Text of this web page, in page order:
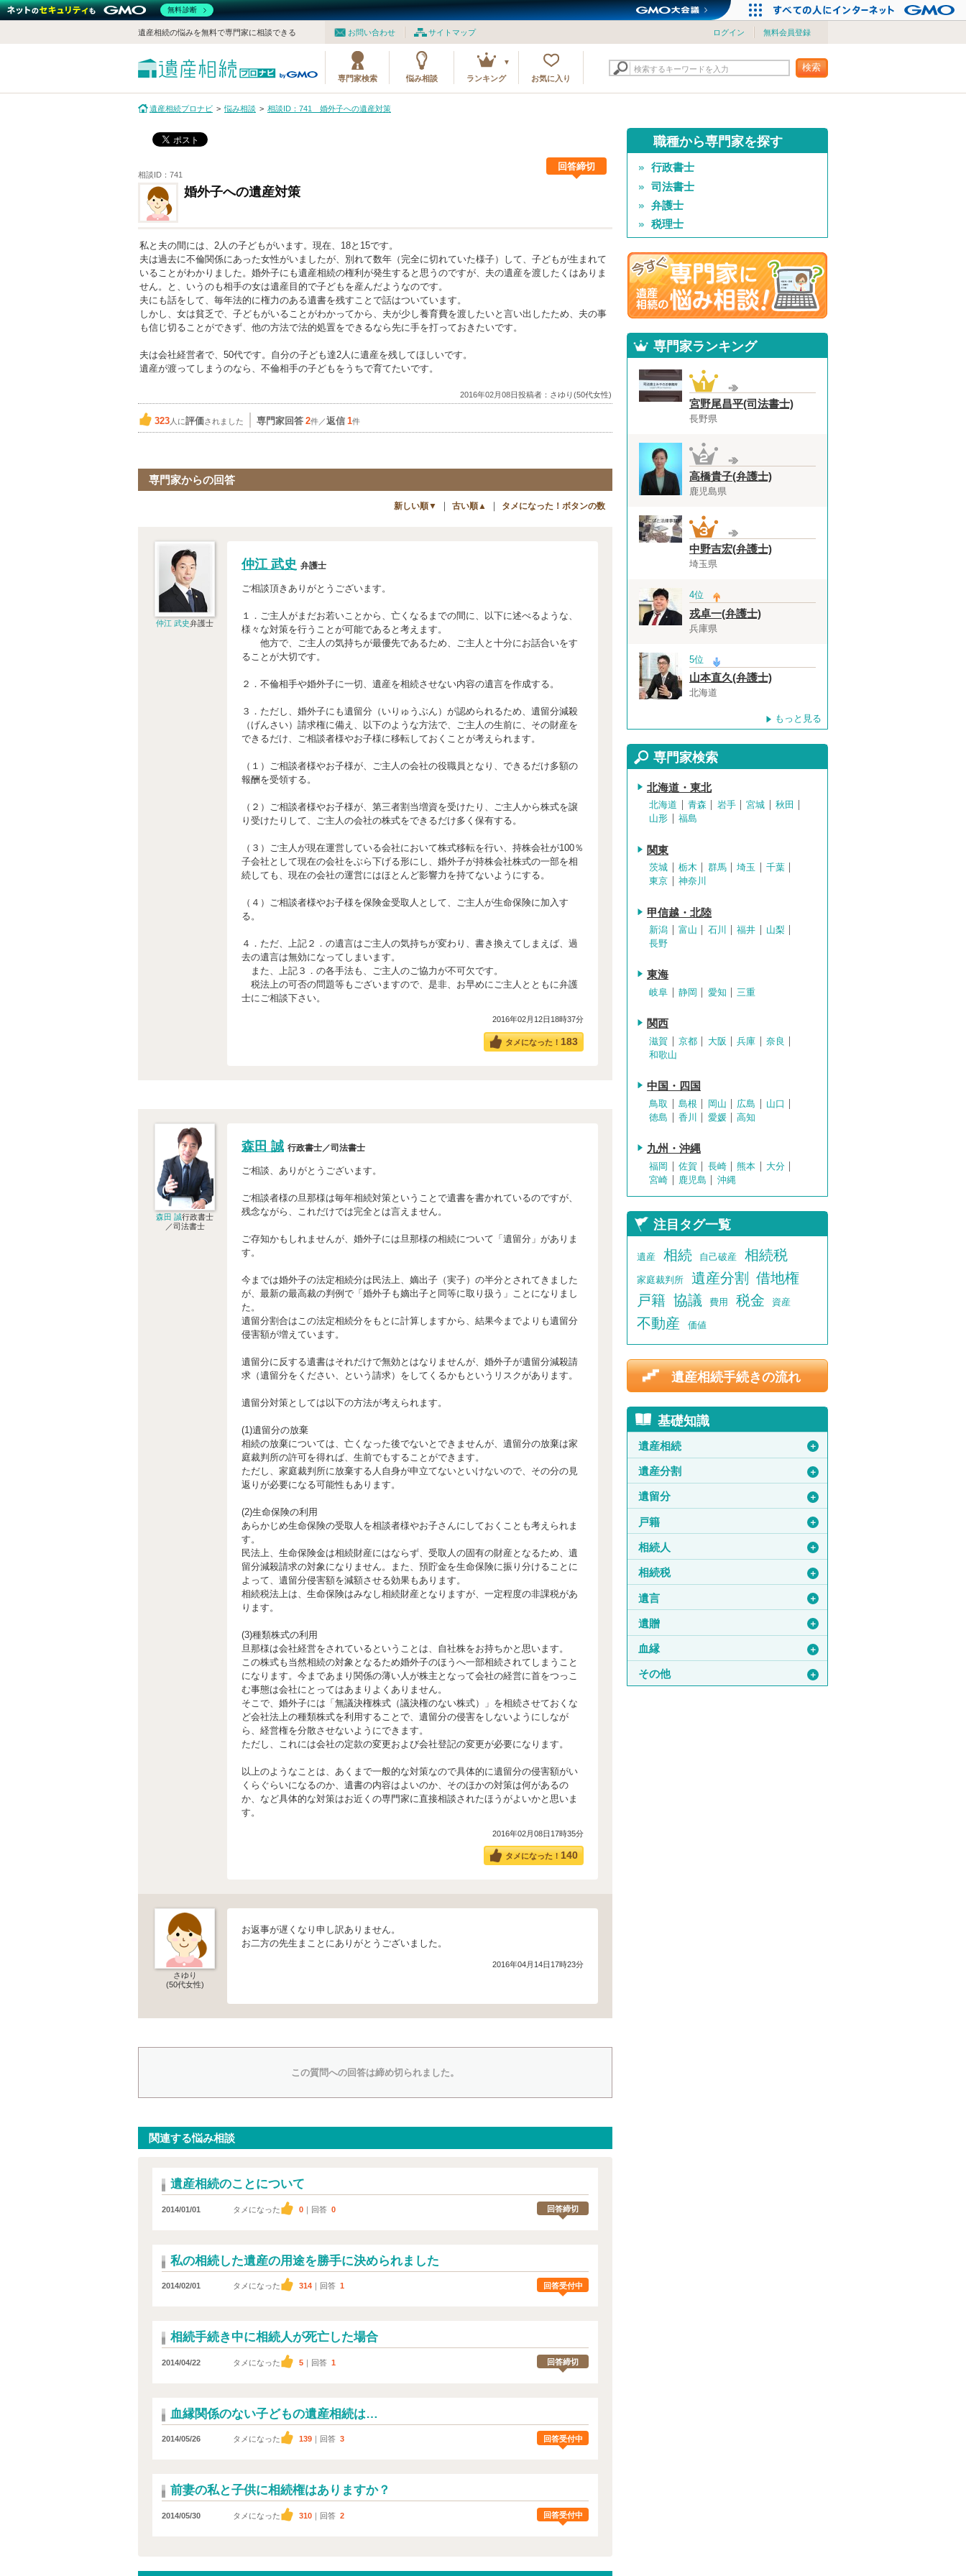
お問い合わせ サイトマップ ログイン 無料会員登録
遺産相続の悩みを無料で専門家に相談できる
専門家検索 悩み相談 ランキング お気に入り
検索するキーワードを入力 検索
遺産相続プロナビ 悩み相談 相談ID：741 婚外子への遺産対策
相談ID：741
回答締切
婚外子への遺産対策
私と夫の間には、2人の子どもがいます。現在、18と15です。
夫は過去に不倫関係にあった女性がいましたが、別れて数年（完全に切れていた様子）して、子どもが生まれて
いることがわかりました。婚外子にも遺産相続の権利が発生すると思うのですが、夫の遺産を渡したくはありま
せん。と、いうのも相手の女は遺産目的で子どもを産んだようなのです。
夫にも話をして、毎年法的に権力のある遺書を残すことで話はついています。
しかし、女は貧乏で、子どもがいることがわかってから、夫が少し養育費を渡したいと言い出したため、夫の事
も信じ切ることができず、他の方法で法的処置をできるなら先に手を打っておきたいです。
夫は会社経営者で、50代です。自分の子ども達2人に遺産を残してほしいです。
遺産が渡ってしまうのなら、不倫相手の子どもをうちで育てたいです。
2016年02月08日投稿者：さゆり(50代女性)
323 人に評価されました 専門家回答 2件／返信 1件
専門家からの回答
新しい順▼ ｜ 古い順▲ ｜ タメになった！ボタンの数
仲江 武史弁護士
仲江 武史 弁護士
ご相談頂きありがとうございます。
１．ご主人がまだお若いことから、亡くなるまでの間に、以下に述べるような、
様々な対策を行うことが可能であると考えます。
他方で、ご主人の気持ちが最優先であるため、ご主人と十分にお話合いをす
ることが大切です。
２．不倫相手や婚外子に一切、遺産を相続させない内容の遺言を作成する。
３．ただし、婚外子にも遺留分（いりゅうぶん）が認められるため、遺留分減殺
（げんさい）請求権に備え、以下のような方法で、ご主人の生前に、その財産を
できるだけ、ご相談者様やお子様に移転しておくことが考えられます。
（１）ご相談者様やお子様が、ご主人の会社の役職員となり、できるだけ多額の
報酬を受領する。
（２）ご相談者様やお子様が、第三者割当増資を受けたり、ご主人から株式を譲
り受けたりして、ご主人の会社の株式をできるだけ多く保有する。
（３）ご主人が現在運営している会社において株式移転を行い、持株会社が100％
子会社として現在の会社をぶら下げる形にし、婚外子が持株会社株式の一部を相
続しても、現在の会社の運営にはほとんど影響力を持てないようにする。
（４）ご相談者様やお子様を保険金受取人として、ご主人が生命保険に加入す
る。
４．ただ、上記２．の遺言はご主人の気持ちが変わり、書き換えてしまえば、過
去の遺言は無効になってしまいます。
また、上記３．の各手法も、ご主人のご協力が不可欠です。
税法上の可否の問題等もございますので、是非、お早めにご主人とともに弁護
士にご相談下さい。
2016年02月12日18時37分
タメになった！ 183
森田 誠行政書士
／司法書士
森田 誠 行政書士／司法書士
ご相談、ありがとうございます。
ご相談者様の旦那様は毎年相続対策ということで遺書を書かれているのですが、
残念ながら、これだけでは完全とは言えません。
ご存知かもしれませんが、婚外子には旦那様の相続について「遺留分」がありま
す。
今までは婚外子の法定相続分は民法上、嫡出子（実子）の半分とされてきました
が、最新の最高裁の判例で「婚外子も嫡出子と同等に取り扱う」ことになりまし
た。
遺留分割合はこの法定相続分をもとに計算しますから、結果今までよりも遺留分
侵害額が増えています。
遺留分に反する遺書はそれだけで無効とはなりませんが、婚外子が遺留分減殺請
求（遺留分をください、という請求）をしてくるかもというリスクがあります。
遺留分対策としては以下の方法が考えられます。
(1)遺留分の放棄
相続の放棄については、亡くなった後でないとできませんが、遺留分の放棄は家
庭裁判所の許可を得れば、生前でもすることができます。
ただし、家庭裁判所に放棄する人自身が申立てないといけないので、その分の見
返りが必要になる可能性もあります。
(2)生命保険の利用
あらかじめ生命保険の受取人を相談者様やお子さんにしておくことも考えられま
す。
民法上、生命保険金は相続財産にはならず、受取人の固有の財産となるため、遺
留分減殺請求の対象になりません。また、預貯金を生命保険に振り分けることに
よって、遺留分侵害額を減額させる効果もあります。
相続税法上は、生命保険はみなし相続財産となりますが、一定程度の非課税があ
ります。
(3)種類株式の利用
旦那様は会社経営をされているということは、自社株をお持ちかと思います。
この株式も当然相続の対象となるため婚外子のほうへ一部相続されてしまうこと
になります。今まであまり関係の薄い人が株主となって会社の経営に首をつっこ
む事態は会社にとってはあまりよくありません。
そこで、婚外子には「無議決権株式（議決権のない株式）」を相続させておくな
ど会社法上の種類株式を利用することで、遺留分の侵害をしないようにしなが
ら、経営権を分散させないようにできます。
ただし、これには会社の定款の変更および会社登記の変更が必要になります。
以上のようなことは、あくまで一般的な対策なので具体的に遺留分の侵害額がい
くらぐらいになるのか、遺書の内容はよいのか、そのほかの対策は何があるの
か、など具体的な対策はお近くの専門家に直接相談されたほうがよいかと思いま
す。
2016年02月08日17時35分
タメになった！ 140
さゆり
(50代女性)
お返事が遅くなり申し訳ありません。
お二方の先生まことにありがとうございました。
2016年04月14日17時23分
この質問への回答は締め切られました。
関連する悩み相談
遺産相続のことについて
2014/01/01 タメになった 0 ｜回答 0 回答締切
私の相続した遺産の用途を勝手に決められました
2014/02/01 タメになった 314 ｜回答 1 回答受付中
相続手続き中に相続人が死亡した場合
2014/04/22 タメになった 5 ｜回答 1 回答締切
血縁関係のない子どもの遺産相続は…
2014/05/26 タメになった 139 ｜回答 3 回答受付中
前妻の私と子供に相続権はありますか？
2014/05/30 タメになった 310 ｜回答 2 回答受付中
職種から専門家を探す
行政書士
司法書士
弁護士
税理士
専門家ランキング
宮野尾昌平(司法書士)
長野県
高橋貴子(弁護士)
鹿児島県
中野吉宏(弁護士)
埼玉県
4位
戎卓一(弁護士)
兵庫県
5位
山本直久(弁護士)
北海道
もっと見る
専門家検索
北海道・東北
北海道 青森 岩手 宮城
秋田
山形
福島
関東
茨城 栃木 群馬 埼玉
千葉
東京
神奈川
甲信越・北陸
新潟 富山 石川 福井
山梨
長野
東海
岐阜 静岡 愛知 三重
関西
滋賀 京都 大阪 兵庫
奈良
和歌山
中国・四国
鳥取 島根 岡山 広島
山口
徳島
香川 愛媛 高知
九州・沖縄
福岡 佐賀 長崎 熊本
大分
宮崎
鹿児島 沖縄
注目タグ一覧
遺産 相続 自己破産 相続税
家庭裁判所 遺産分割
借地権
戸籍 協議 費用 税金 資産
不動産 価値
遺産相続手続きの流れ
基礎知識
遺産相続 ＋
遺産分割 ＋
遺留分 ＋
戸籍 ＋
相続人 ＋
相続税 ＋
遺言 ＋
遺贈 ＋
血縁 ＋
その他 ＋
無料診断